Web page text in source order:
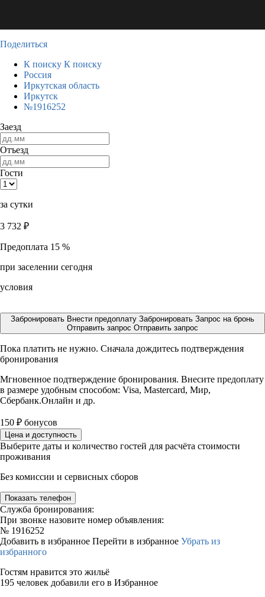
Поделиться
К поиску К поиску
Россия
Иркутская область
Иркутск
№1916252
Заезд
Отъезд
Гости
за сутки
3 732 ₽
Предоплата 15 %
при заселении сегодня
условия
Забронировать Внести предоплату Забронировать Запрос на бронь
Отправить запрос Отправить запрос
Пока платить не нужно. Сначала дождитесь подтверждения
бронирования
Мгновенное подтверждение бронирования. Внесите предоплату
в размере удобным способом: Visa, Mastercard, Мир,
Сбербанк.Онлайн и др.
150 ₽ бонусов
Цена и доступность
Выберите даты и количество гостей для расчёта стоимости
проживания
Без комиссии и сервисных сборов
Показать телефон
Служба бронирования:
При звонке назовите номер объявления:
№ 1916252
Добавить в избранное Перейти в избранное Убрать из
избранного
Гостям нравится это жильё
195 человек добавили его в Избранное